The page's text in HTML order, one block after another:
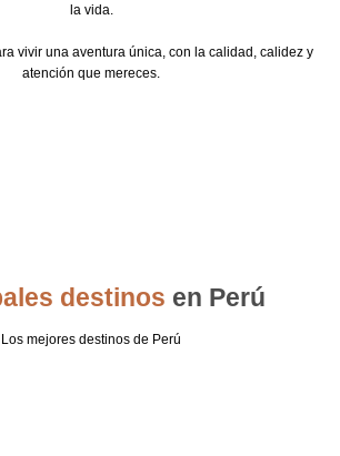
la vida.
vivir una aventura única, con la calidad, calidez y
atención que mereces.
destinos en Perú
Los mejores destinos de Perú